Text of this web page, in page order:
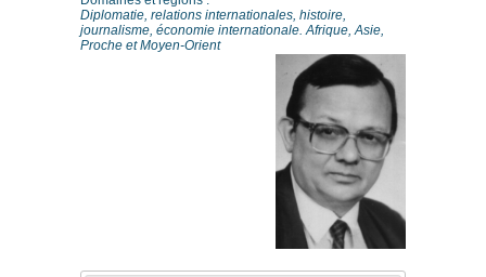
Diplomatie, relations internationales, histoire,
journalisme, économie internationale. Afrique, Asie,
Proche et Moyen-Orient